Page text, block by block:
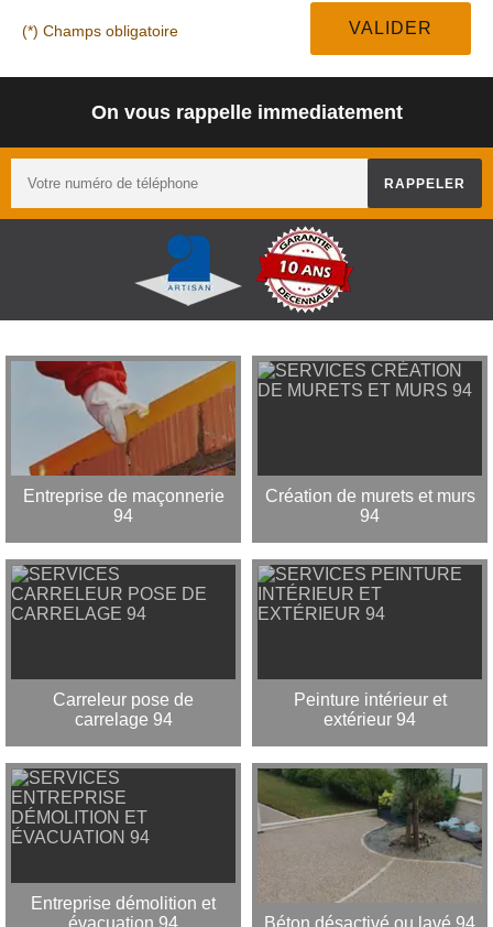
(*) Champs obligatoire
On vous rappelle immediatement
Entreprise de maçonnerie
94
Création de murets et murs
94
Carreleur pose de
carrelage 94
Peinture intérieur et
extérieur 94
Entreprise démolition et
évacuation 94
Béton désactivé ou lavé 94